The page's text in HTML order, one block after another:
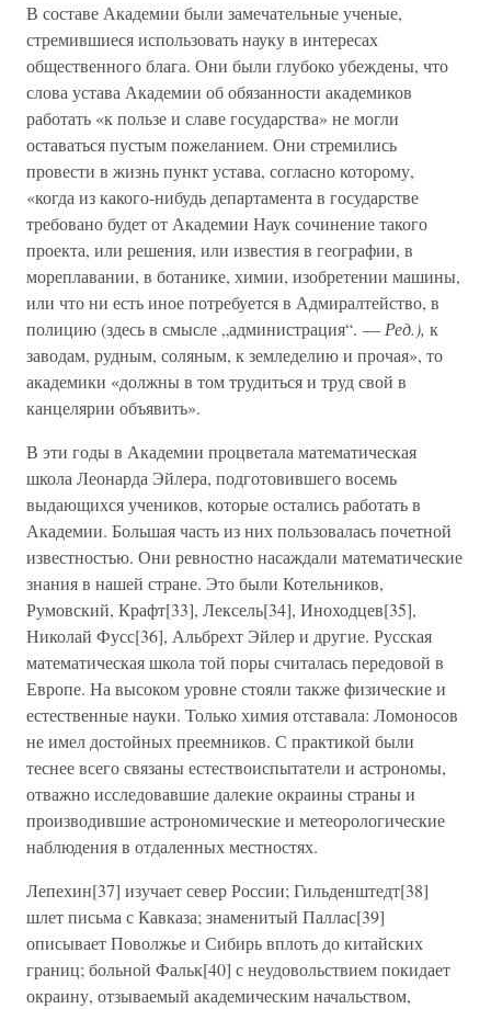
В составе Академии были замечательные ученые,
стремившиеся использовать науку в интересах
общественного блага. Они были глубоко убеждены, что
слова устава Академии об обязанности академиков
работать «к пользе и славе государства» не могли
оставаться пустым пожеланием. Они стремились
провести в жизнь пункт устава, согласно которому,
«когда из какого-нибудь департамента в государстве
требовано будет от Академии Наук сочинение такого
проекта, или решения, или известия в географии, в
мореплавании, в ботанике, химии, изобретении машины,
или что ни есть иное потребуется в Адмиралтейство, в
полицию (здесь в смысле „администрация“. — Ред.), к
заводам, рудным, соляным, к земледелию и прочая», то
академики «должны в том трудиться и труд свой в
канцелярии объявить».
В эти годы в Академии процветала математическая
школа Леонарда Эйлера, подготовившего восемь
выдающихся учеников, которые остались работать в
Академии. Большая часть из них пользовалась почетной
известностью. Они ревностно насаждали математические
знания в нашей стране. Это были Котельников,
Румовский, Крафт[33], Лексель[34], Иноходцев[35],
Николай Фусс[36], Альбрехт Эйлер и другие. Русская
математическая школа той поры считалась передовой в
Европе. На высоком уровне стояли также физические и
естественные науки. Только химия отставала: Ломоносов
не имел достойных преемников. С практикой были
теснее всего связаны естествоиспытатели и астрономы,
отважно исследовавшие далекие окраины страны и
производившие астрономические и метеорологические
наблюдения в отдаленных местностях.
Лепехин[37] изучает север России; Гильденштедт[38]
шлет письма с Кавказа; знаменитый Паллас[39]
описывает Поволжье и Сибирь вплоть до китайских
границ; больной Фальк[40] с неудовольствием покидает
окраину, отзываемый академическим начальством,